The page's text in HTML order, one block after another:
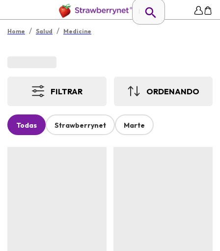
Home / Salud / Medicine
FILTRAR ORDENANDO
Todas Strawberrynet Marte